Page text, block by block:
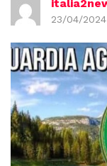
23/04/